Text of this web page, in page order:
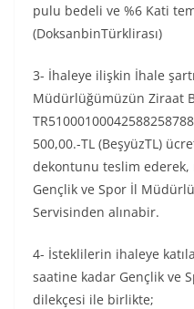
pulu bedeli ve %6 Kati
(DoksanbinTürklirası)
3- İhaleye ilişkin İhale
Müdürlüğümüzün Ziraat
500,00.-TL (BeşyüzTL)
dekontunu teslim
Gençlik ve Spor İl
Servisinden alınabir.
4- İsteklilerin ihaleye
saatine kadar Gençlik ve
dilekçesi ile birlikte;